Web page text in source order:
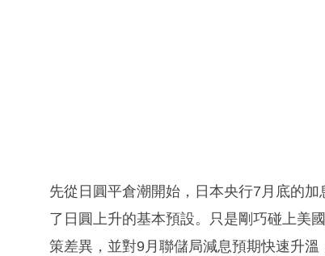
先從日圓平倉潮開始，日本央行7月底的
了日圓上升的基本預設。只是剛巧碰上美
策差異，並對9月聯儲局減息預期快速升